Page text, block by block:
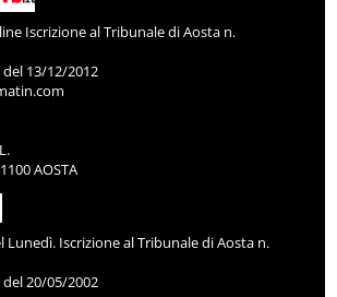
Iscrizione al Tribunale di Aosta n.
13/12/2012
AOSTA
Lunedì. Iscrizione al Tribunale di Aosta n.
20/05/2002